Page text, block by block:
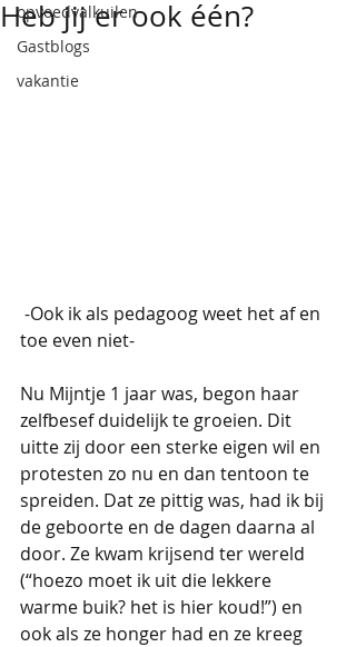
opvoedvalkuilen
Gastblogs
vakantie
Heb jij er ook één?
toe even niet-
Nu Mijntje 1 jaar was, begon haar
zelfbesef duidelijk te groeien. Dit
uitte zij door een sterke eigen wil en
protesten zo nu en dan tentoon te
spreiden. Dat ze pittig was, had ik bij
de geboorte en de dagen daarna al
door. Ze kwam krijsend ter wereld
(“hoezo moet ik uit die lekkere
warme buik? het is hier koud!”) en
ook als ze honger had en ze kreeg